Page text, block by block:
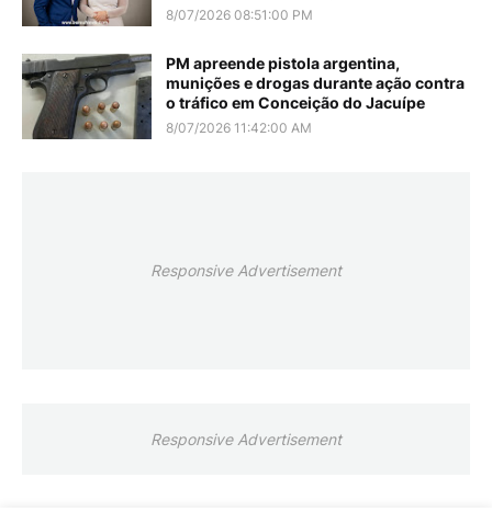
8/07/2026 08:51:00 PM
PM apreende pistola argentina,
munições e drogas durante ação contra
o tráfico em Conceição do Jacuípe
8/07/2026 11:42:00 AM
Responsive Advertisement
Responsive Advertisement